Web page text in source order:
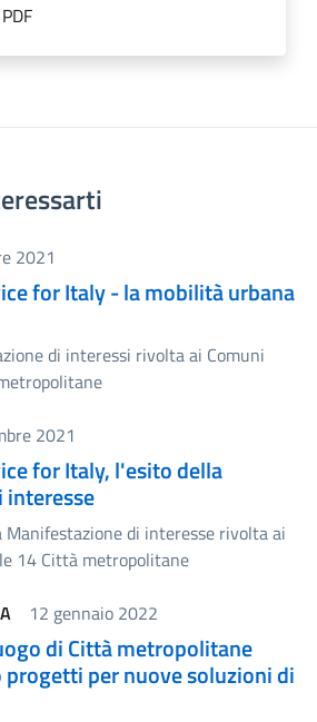
2021
for Italy - la mobilità urbana
di interessi rivolta ai Comuni
2021
for Italy, l'esito della
Manifestazione di interesse rivolta ai
14 Città metropolitane
12 gennaio 2022
di Città metropolitane
per nuove soluzioni di